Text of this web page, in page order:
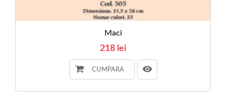
Maci
218 lei
CUMPARA